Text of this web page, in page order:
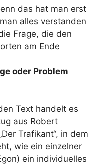
das hat man erst
alles verstanden
Frage, die den
am Ende
oder Problem
Text handelt es
aus Robert
Trafikant“, in dem
wie ein einzelner
ein individuelles